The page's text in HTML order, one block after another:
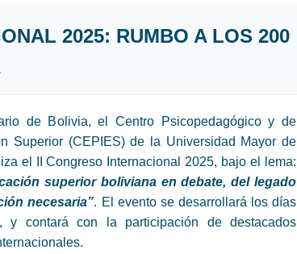
2025: RUMBO A LOS 200
de Bolivia, el Centro Psicopedagógico y de
Superior (CEPIES) de la Universidad Mayor de
el II Congreso Internacional 2025, bajo el lema:
superior boliviana en debate, del legado
necesaria”. El evento se desarrollará los días
contará con la participación de destacados